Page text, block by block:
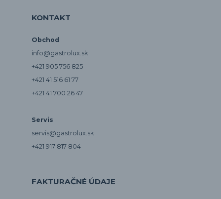
KONTAKT
Obchod
info@gastrolux.sk
+421 905 756 825
+421 41 516 61 77
+421 41 700 26 47
Servis
servis@gastrolux.sk
+421 917 817 804
FAKTURAČNÉ ÚDAJE